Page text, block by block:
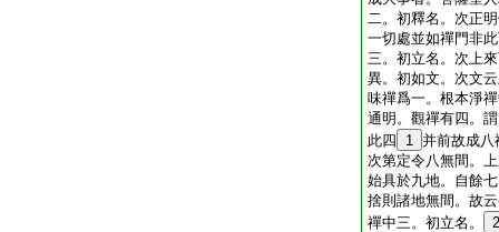
二。初釋名。次正
一切處並如禪門非
三。初立名。次上
異。初如文。次文
味禪爲一。根本淨
通明。觀禪有四。
此四
1 并前故成八
次第定令八無間。
始具於九地。自餘
捨則諸地無間。故
禪中三。初立名。
2